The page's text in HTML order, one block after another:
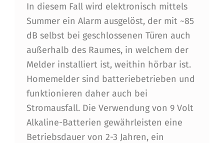
In diesem Fall wird elektronisch mittels
Summer ein Alarm ausgelöst, der mit ~85
dB selbst bei geschlossenen Türen auch
außerhalb des Raumes, in welchem der
Melder installiert ist, weithin hörbar ist.
Homemelder sind batteriebetrieben und
funktionieren daher auch bei
Stromausfall. Die Verwendung von 9 Volt
Alkaline-Batterien gewährleisten eine
Betriebsdauer von 2-3 Jahren, ein